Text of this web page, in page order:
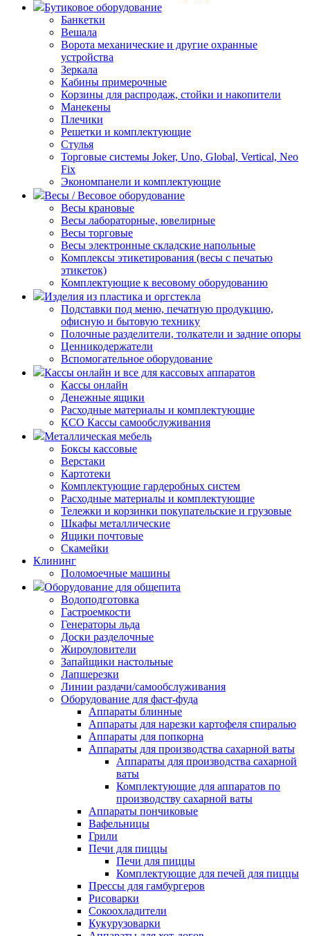
Бутиковое оборудование
Банкетки
Вешала
Ворота механические и другие охранные
устройства
Зеркала
Кабины примерочные
Корзины для распродаж, стойки и накопители
Манекены
Плечики
Решетки и комплектующие
Стулья
Торговые системы Joker, Uno, Global, Vertical, Neo
Fix
Экономпанели и комплектующие
Весы / Весовое оборудование
Весы крановые
Весы лабораторные, ювелирные
Весы торговые
Весы электронные складские напольные
Комплексы этикетирования (весы с печатью
этикеток)
Комплектующие к весовому оборудованию
Изделия из пластика и оргстекла
Подставки под меню, печатную продукцию,
офисную и бытовую технику
Полочные разделители, толкатели и задние опоры
Ценникодержатели
Вспомогательное оборудование
Кассы онлайн и все для кассовых аппаратов
Кассы онлайн
Денежные ящики
Расходные материалы и комплектующие
КСО Кассы самообслуживания
Металлическая мебель
Боксы кассовые
Верстаки
Картотеки
Комплектующие гардеробных систем
Расходные материалы и комплектующие
Тележки и корзинки покупательские и грузовые
Шкафы металлические
Ящики почтовые
Скамейки
Клининг
Поломоечные машины
Оборудование для общепита
Водоподготовка
Гастроемкости
Генераторы льда
Доски разделочные
Жироуловители
Запайщики настольные
Лапшерезки
Линии раздачи/самообслуживания
Оборудование для фаст-фуда
Аппараты блинные
Аппараты для нарезки картофеля спиралью
Аппараты для попкорна
Аппараты для производства сахарной ваты
Аппараты для производства сахарной
ваты
Комплектующие для аппаратов по
производству сахарной ваты
Аппараты пончиковые
Вафельницы
Грили
Печи для пиццы
Печи для пиццы
Комплектующие для печей для пиццы
Прессы для гамбургеров
Рисоварки
Сокоохладители
Кукурузоварки